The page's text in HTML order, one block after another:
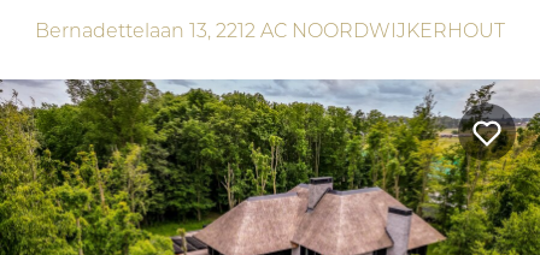
Bernadettelaan 13, 2212 AC NOORDWIJKERHOUT